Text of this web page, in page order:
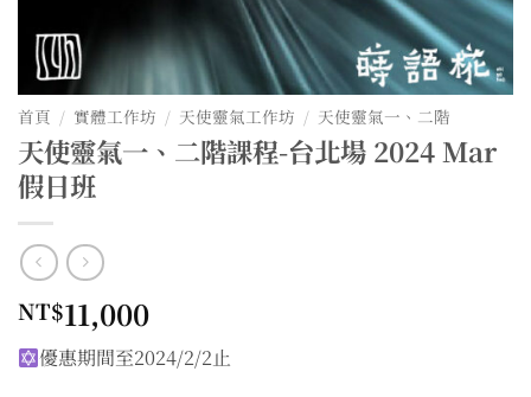
首頁 / 實體工作坊 / 天使靈氣工作坊 / 天使靈氣一、二階
天使靈氣一、二階課程-台北場 2024 Mar
假日班
NT$11,000
優惠期間至2024/2/2止